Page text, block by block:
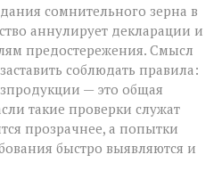
сомнительного зерна в
аннулирует декларации и
предостережения. Смысл
соблюдать правила:
— это общая
такие проверки служат
прозрачнее, а попытки
быстро выявляются и